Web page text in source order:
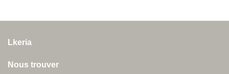
Lkeria
Nous trouver